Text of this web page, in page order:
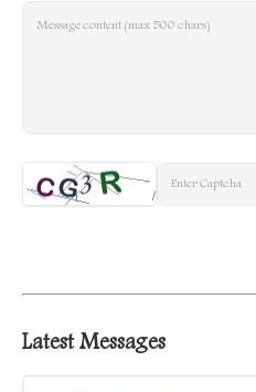
Message content (max 500 chars)
Latest Messages